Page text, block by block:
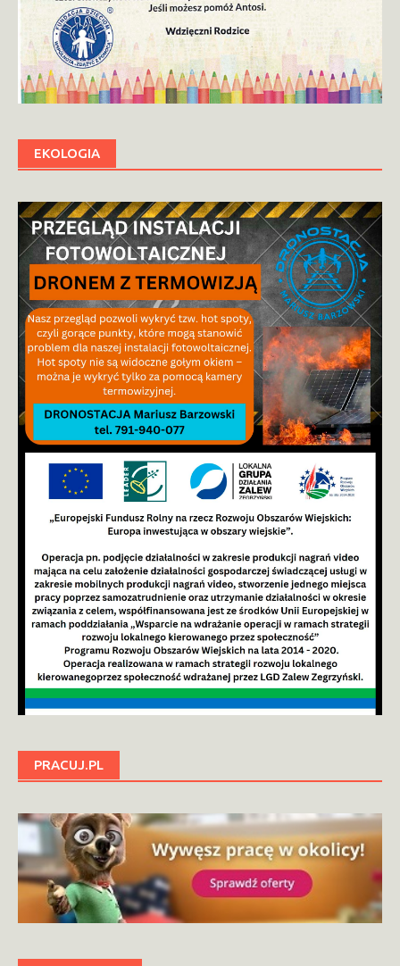
EKOLOGIA
PRACUJ.PL